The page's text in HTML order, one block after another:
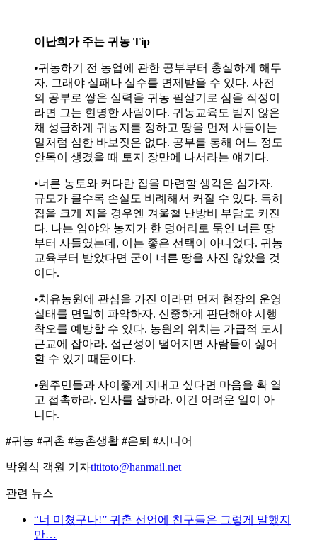
이난희가 주는 귀농 Tip
•귀농하기 전 농업에 관한 공부부터 충실하게 해두
자. 그래야 실패나 실수를 면제받을 수 있다. 사전
의 공부로 쌓은 실력을 귀농 필살기로 삼을 작정이
라면 그는 현명한 사람이다. 귀농교육도 받지 않은
채 성급하게 귀농지를 정하고 땅을 먼저 사들이는
일처럼 심한 바보짓은 없다. 공부를 통해 어느 정도
안목이 생겼을 때 토지 장만에 나서라는 얘기다.
•너른 농토와 커다란 집을 마련할 생각은 삼가자.
규모가 클수록 손실도 비례해서 커질 수 있다. 특히
집을 크게 지을 경우엔 겨울철 난방비 부담도 커진
다. 나는 임야와 농지가 한 덩어리로 묶인 너른 땅
부터 사들였는데, 이는 좋은 선택이 아니었다. 귀농
교육부터 받았다면 굳이 너른 땅을 사진 않았을 것
이다.
•치유농원에 관심을 가진 이라면 먼저 현장의 운영
실태를 면밀히 파악하자. 신중하게 판단해야 시행
착오를 예방할 수 있다. 농원의 위치는 가급적 도시
근교에 잡아라. 접근성이 떨어지면 사람들이 싫어
할 수 있기 때문이다.
•원주민들과 사이좋게 지내고 싶다면 마음을 확 열
고 접촉하라. 인사를 잘하라. 이건 어려운 일이 아
니다.
#귀농 #귀촌 #농촌생활 #은퇴 #시니어
박원식 객원 기자tititoto@hanmail.net
관련 뉴스
“너 미쳤구나!” 귀촌 선언에 친구들은 그렇게 말했지
만…